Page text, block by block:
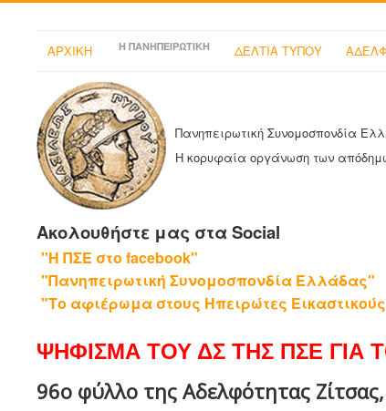
ΑΡΧΙΚΗ Η ΠΑΝΗΠΕΙΡΩΤΙΚΗ ΔΕΛΤΙΑ ΤΥΠΟΥ
Πανηπειρωτική Συνομοσπονδία
Η κορυφαία οργάνωση των
Ακολουθήστε μας στα Social
"Η ΠΣΕ στο facebook"
"Πανηπειρωτική Συνομοσπονδία Ελλάδας"
"Το αφιέρωμα στους Ηπειρώτες
ΨΗΦΙΣΜΑ ΤΟΥ ΔΣ ΤΗΣ ΠΣΕ ΓΙΑ
96ο φύλλο της Αδελφότητας